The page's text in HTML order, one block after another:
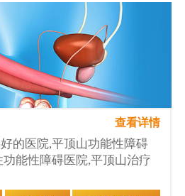
查看详情
的医院,平顶山功能性障碍
能性障碍医院,平顶山治疗